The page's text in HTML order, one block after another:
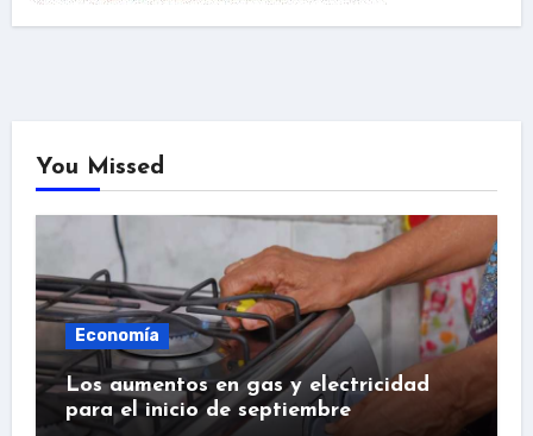
You Missed
Economía
Los aumentos en gas y electricidad
para el inicio de septiembre